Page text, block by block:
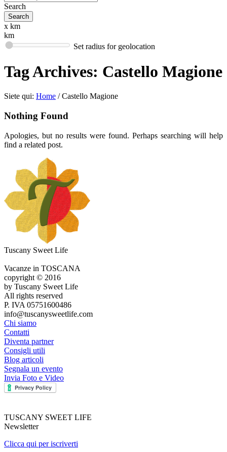
Search
x km
km
Set radius for geolocation
Tag Archives: Castello Magione
Siete qui: Home / Castello Magione
Nothing Found
Apologies, but no results were found. Perhaps searching will help
find a related post.
Tuscany Sweet Life
Vacanze in TOSCANA
copyright © 2016
by Tuscany Sweet Life
All rights reserved
P. IVA 05751600486
info@tuscanysweetlife.com
Chi siamo
Contatti
Diventa partner
Consigli utili
Blog articoli
Segnala un evento
Invia Foto e Video
TUSCANY SWEET LIFE
Newsletter
Clicca qui per iscriverti